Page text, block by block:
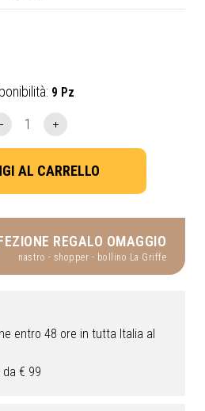
9 Pz
REGALO OMAGGIO
nastro - shopper - bollino La Griffe
entro 48 ore in tutta Italia al
€ 99